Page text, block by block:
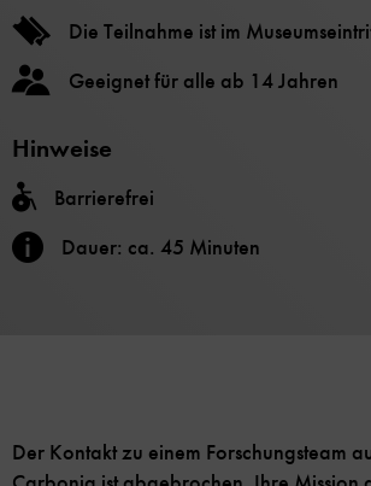
Die Teilnahme ist im
Geeignet für alle ab 14 Jahren
Hinweise
Barrierefrei
Dauer: ca. 45 Minuten
Der Kontakt zu einem Forschungsteam